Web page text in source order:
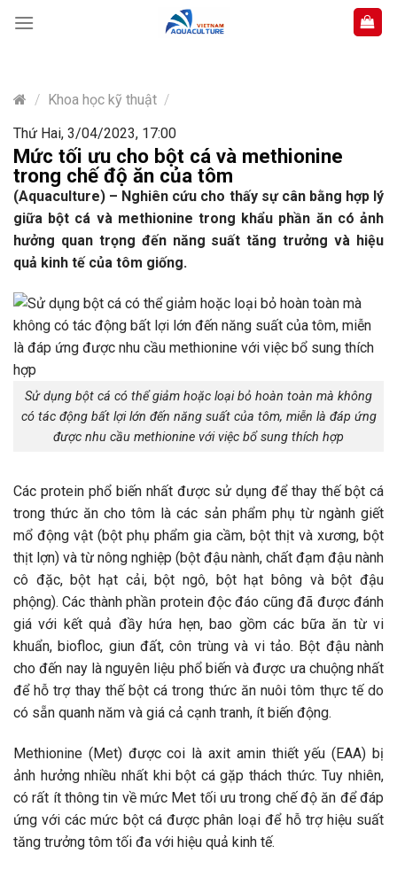
content
/ Khoa học kỹ thuật /
Thứ Hai, 3/04/2023, 17:00
Mức tối ưu cho bột cá và methionine
trong chế độ ăn của tôm
(Aquaculture) – Nghiên cứu cho thấy sự cân bằng hợp lý
giữa bột cá và methionine trong khẩu phần ăn có ảnh
hưởng quan trọng đến năng suất tăng trưởng và hiệu
quả kinh tế của tôm giống.
Sử dụng bột cá có thể giảm hoặc loại bỏ hoàn toàn mà không
có tác động bất lợi lớn đến năng suất của tôm, miễn là đáp ứng
được nhu cầu methionine với việc bổ sung thích hợp
Các protein phổ biến nhất được sử dụng để thay thế bột cá
trong thức ăn cho tôm là các sản phẩm phụ từ ngành giết
mổ động vật (bột phụ phẩm gia cầm, bột thịt và xương, bột
thịt lợn) và từ nông nghiệp (bột đậu nành, chất đạm đậu nành
cô đặc, bột hạt cải, bột ngô, bột hạt bông và bột đậu
phộng). Các thành phần protein độc đáo cũng đã được đánh
giá với kết quả đầy hứa hẹn, bao gồm các bữa ăn từ vi
khuẩn, biofloc, giun đất, côn trùng và vi tảo. Bột đậu nành
cho đến nay là nguyên liệu phổ biến và được ưa chuộng nhất
để hỗ trợ thay thế bột cá trong thức ăn nuôi tôm thực tế do
có sẵn quanh năm và giá cả cạnh tranh, ít biến động.
Methionine (Met) được coi là axit amin thiết yếu (EAA) bị
ảnh hưởng nhiều nhất khi bột cá gặp thách thức. Tuy nhiên,
có rất ít thông tin về mức Met tối ưu trong chế độ ăn để đáp
ứng với các mức bột cá được phân loại để hỗ trợ hiệu suất
tăng trưởng tôm tối đa với hiệu quả kinh tế.